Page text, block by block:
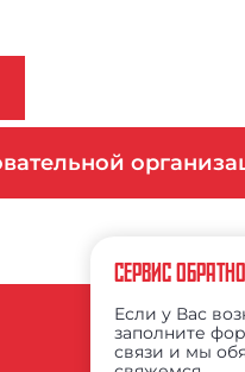
СЕРВИС
Если у Вас
заполните
связи и мы